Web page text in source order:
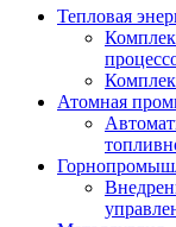
Тепловая
Атомная